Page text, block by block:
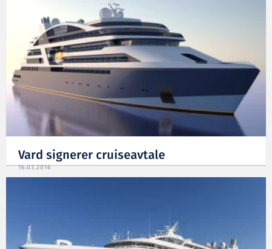
Vard signerer cruiseavtale
16.03.2016